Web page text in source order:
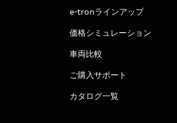
e-tronラインアップ
価格シミュレーション
車両比較
ご購入サポート
カタログ一覧